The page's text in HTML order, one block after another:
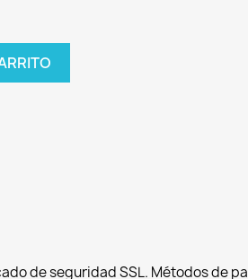
de seguridad SSL. Métodos de